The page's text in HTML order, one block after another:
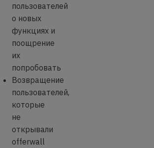
пользователей
о новых
функциях и
поощрение
их
попробовать
Возвращение
пользователей,
которые
не
открывали
offerwall